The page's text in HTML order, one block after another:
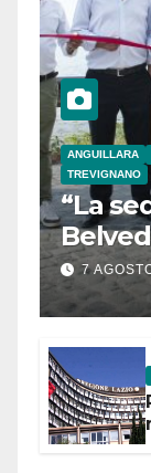
ANGUILLARA
TREVIGNANO
“La
7